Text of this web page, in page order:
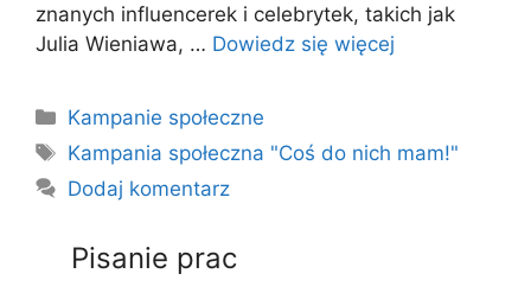
znanych influencerek i celebrytek, takich jak
Julia Wieniawa, … Dowiedz się więcej
Kategorie
Kampanie społeczne
Tagi
Kampania społeczna "Coś do nich mam!"
Dodaj komentarz
Pisanie prac